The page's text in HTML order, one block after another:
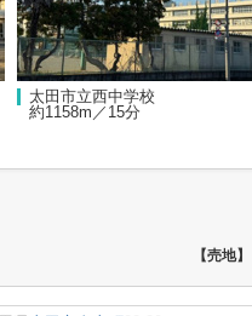
太田市立西中学校
約1158m／15分
【売地】